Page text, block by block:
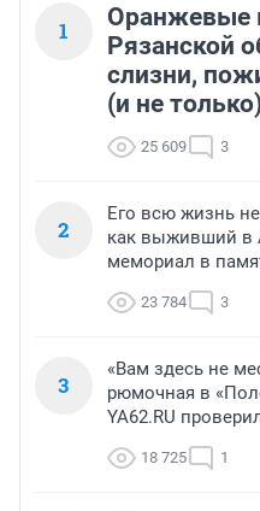
1
Оранжевые
Рязанской
слизни,
(и не
25 609 3
2
Его всю жизнь
как выживший в
мемориал в
23 784 3
3
«Вам здесь не
рюмочная в
YA62.RU
18 725 1